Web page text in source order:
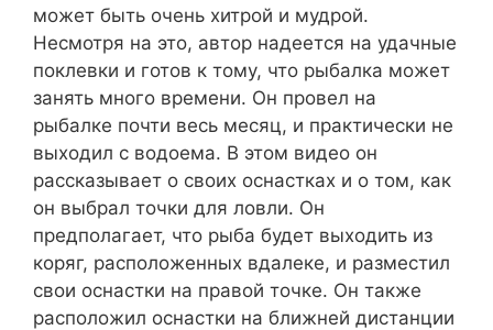
может быть очень хитрой и мудрой.
Несмотря на это, автор надеется на удачные
поклевки и готов к тому, что рыбалка может
занять много времени. Он провел на
рыбалке почти весь месяц, и практически не
выходил с водоема. В этом видео он
рассказывает о своих оснастках и о том, как
он выбрал точки для ловли. Он
предполагает, что рыба будет выходить из
коряг, расположенных вдалеке, и разместил
свои оснастки на правой точке. Он также
расположил оснастки на ближней дистанции